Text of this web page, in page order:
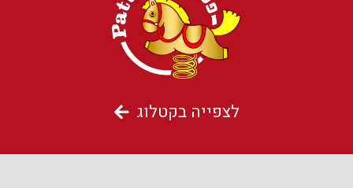
לצפייה בקטלוג